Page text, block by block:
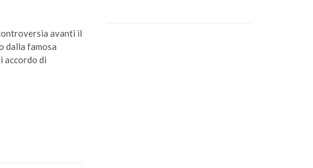
avanti il
dalla famosa
accordo di